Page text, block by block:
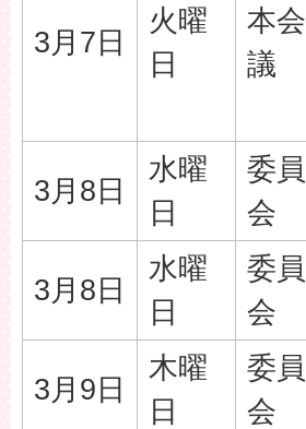
3月7日
火曜
日
本会
議
3月8日
水曜
日
委員
会
3月8日
水曜
日
委員
会
3月9日
木曜
日
委員
会